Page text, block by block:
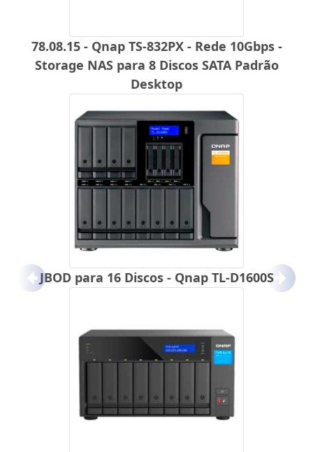
78.08.15 - Qnap TS-832PX - Rede 10Gbps -
Storage NAS para 8 Discos SATA Padrão
Desktop
JBOD para 16 Discos - Qnap TL-D1600S
Anterior